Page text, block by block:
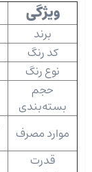
ویژگی
برند
کد رنگ
نوع رنگ
حجم
بسته‌بندی
موارد مصرف
قدرت